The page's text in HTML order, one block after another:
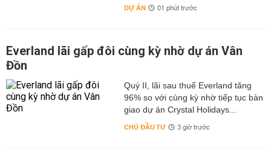
DỰ ÁN 01 phút trước
Everland lãi gấp đôi cùng kỳ nhờ dự án Vân
Đồn
Quý II, lãi sau thuế Everland tăng
96% so với cùng kỳ nhờ tiếp tục bàn
giao dự án Crystal Holidays...
CHỦ ĐẦU TƯ 3 giờ trước